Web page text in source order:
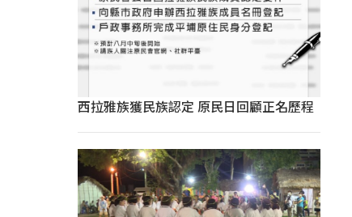
西拉雅族獲民族認定 原民日回顧正名歷程